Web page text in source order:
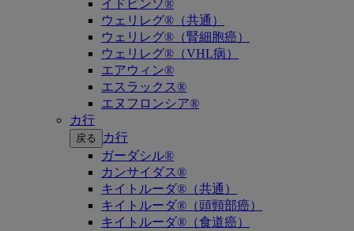
イドビンソ®
ウェリレグ®（共通）
ウェリレグ®（腎細胞癌）
ウェリレグ®（VHL病）
エアウィン®
エスラックス®
エヌフロンシア®
カ行
戻る
カ行
ガーダシル®
カンサイダス®
キイトルーダ®（共通）
キイトルーダ®（頭頸部癌）
キイトルーダ®（食道癌）